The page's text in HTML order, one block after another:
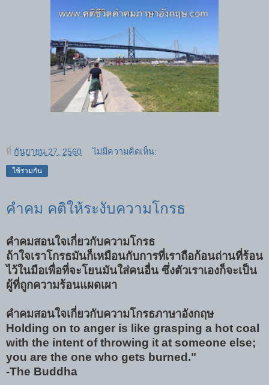
ที่ กันยายน 27, 2560 ไม่มีความคิดเห็น:
ใช้ร่วมกัน
คำคม คติให้ระงับความโกรธ
คำคมสอนใจเกี่ยวกับความโกรธ
ถ้าใจเราโกรธมันก็เหมือนกับการที่เราถือก้อนถ่านที่ร้อน
ไว้ในมือเพื่อที่จะโยนมันใส่คนอื่น ซึ่งตัวเราเองก็จะเป็น
ผู้ที่ถูกความร้อนแผดเผา
คำคมสอนใจเกี่ยวกับความโกรธภาษาอังกฤษ
Holding on to anger is like grasping a hot coal
with the intent of throwing it at someone else;
you are the one who gets burned."
-The Buddha